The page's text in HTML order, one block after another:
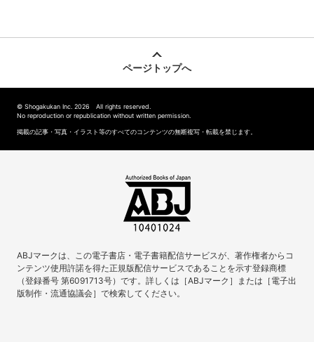
ページトップへ
© Shogakukan Inc. 2026 All rights reserved.
No reproduction or republication without written permission.
掲載の記事・写真・イラスト等のすべてのコンテンツの無断複写・転載を禁じます。
ABJマークは、この電子書店・電子書籍配信サービスが、著作権者からコ
ンテンツ使用許諾を得た正規版配信サービスであることを示す登録商標
（登録番号 第6091713号）です。詳しくは［ABJマーク］または［電子出
版制作・流通協議会］で検索してください。